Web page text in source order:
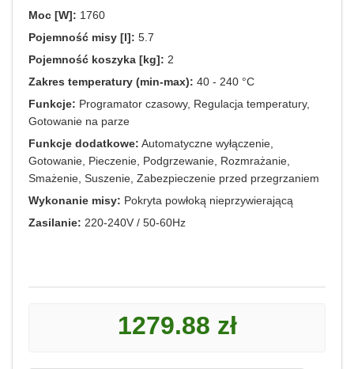
Moc [W]: 1760
Pojemność misy [l]: 5.7
Pojemność koszyka [kg]: 2
Zakres temperatury (min-max): 40 - 240 °C
Funkcje: Programator czasowy, Regulacja temperatury,
Gotowanie na parze
Funkcje dodatkowe: Automatyczne wyłączenie,
Gotowanie, Pieczenie, Podgrzewanie, Rozmrażanie,
Smażenie, Suszenie, Zabezpieczenie przed przegrzaniem
Wykonanie misy: Pokryta powłoką nieprzywierającą
Zasilanie: 220-240V / 50-60Hz
1279.88 zł